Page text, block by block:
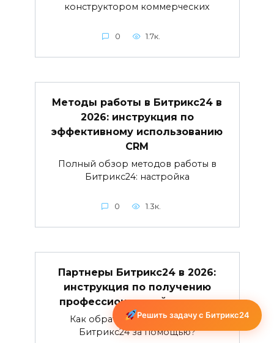
конструктором коммерческих
0 1.7к.
Методы работы в Битрикс24 в
2026: инструкция по
эффективному использованию
CRM
Полный обзор методов работы в
Битрикс24: настройка
0 1.3к.
Партнеры Битрикс24 в 2026:
инструкция по получению
профессиональной помощи
Как обратиться к партнерам
Битрикс24 за помощью?
Решить задачу с Битрикс24